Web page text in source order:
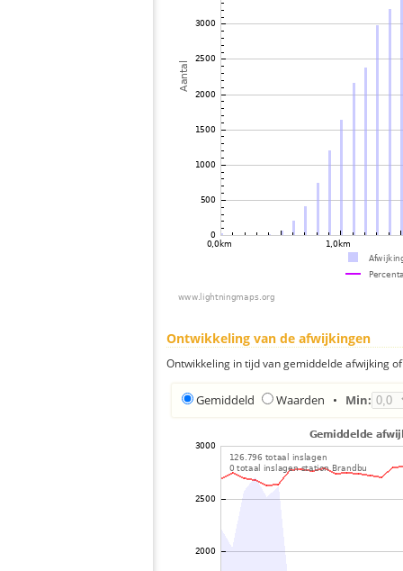
Ontwikkeling van de afwijkingen
Ontwikkeling in tijd van gemiddelde afwijking
Gemiddeld Waarden • Min: